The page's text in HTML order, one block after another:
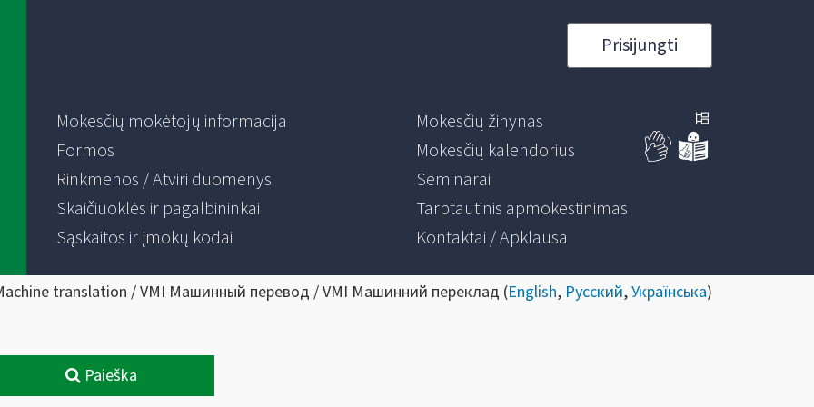
Prisijungti
Mokesčių mokėtojų informacija
Formos
Rinkmenos / Atviri duomenys
Skaičiuoklės ir pagalbininkai
Sąskaitos ir įmokų kodai
Mokesčių žinynas
Mokesčių kalendorius
Seminarai
Tarptautinis apmokestinimas
Kontaktai / Apklausa
translation / VMI Машинный перевод / VMI Машинний переклад (English, Русский,Українська)
Paieška